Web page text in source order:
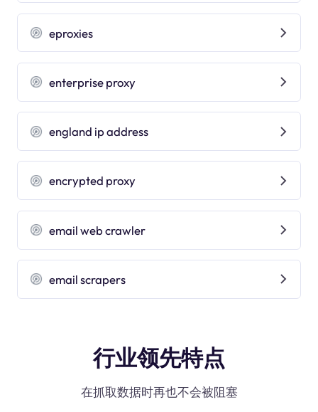
eproxies
enterprise proxy
england ip address
encrypted proxy
email web crawler
email scrapers
行业领先特点
在抓取数据时再也不会被阻塞